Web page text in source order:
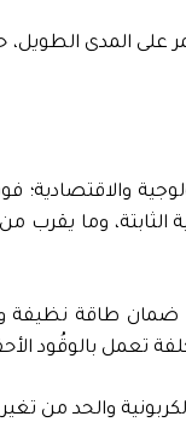
المدى الطويل،
والاقتصادية؛
ضمان طاقة نظيفة
تعمل بالوقُود
والحد من